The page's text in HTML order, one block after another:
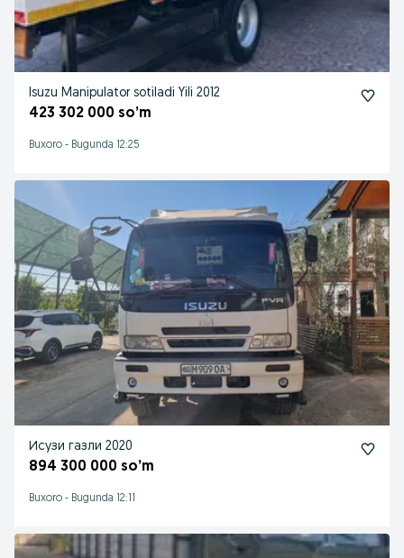
Isuzu Manipulator sotiladi Yili 2012
423 302 000 so’m
Buxoro - Bugunda 12:25
Исузи газли 2020
894 300 000 so’m
Buxoro - Bugunda 12:11